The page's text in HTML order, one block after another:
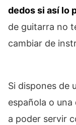
dedos si así lo
de guitarra no
cambiar de
Si dispones de
española o
a poder servir